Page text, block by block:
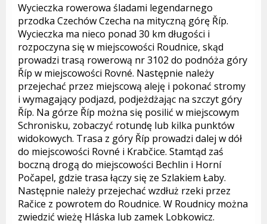
Wycieczka rowerowa śladami legendarnego
przodka Czechów Czecha na mityczną górę Říp.
Wycieczka ma nieco ponad 30 km długości i
rozpoczyna się w miejscowości Roudnice, skąd
prowadzi trasą rowerową nr 3102 do podnóża góry
Říp w miejscowości Rovné. Następnie należy
przejechać przez miejscową aleję i pokonać stromy
i wymagający podjazd, podjeżdżając na szczyt góry
Říp. Na górze Říp można się posilić w miejscowym
Schronisku, zobaczyć rotundę lub kilka punktów
widokowych. Trasa z góry Říp prowadzi dalej w dół
do miejscowości Rovné i Krabčice. Stamtąd zaś
boczną drogą do miejscowości Bechlin i Horní
Počapel, gdzie trasa łączy się ze Szlakiem Łaby.
Następnie należy przejechać wzdłuż rzeki przez
Račice z powrotem do Roudnice. W Roudnicy można
zwiedzić wieżę Hláska lub zamek Lobkowicz.